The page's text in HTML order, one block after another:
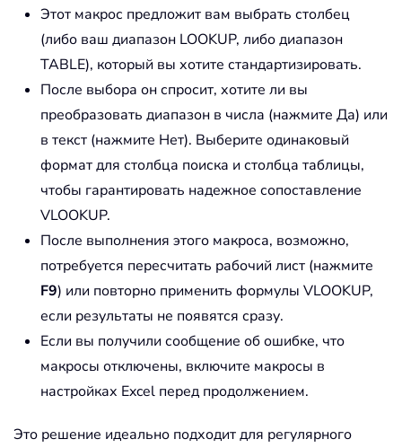
Этот макрос предложит вам выбрать столбец
(либо ваш диапазон LOOKUP, либо диапазон
TABLE), который вы хотите стандартизировать.
После выбора он спросит, хотите ли вы
преобразовать диапазон в числа (нажмите Да) или
в текст (нажмите Нет). Выберите одинаковый
формат для столбца поиска и столбца таблицы,
чтобы гарантировать надежное сопоставление
VLOOKUP.
После выполнения этого макроса, возможно,
потребуется пересчитать рабочий лист (нажмите
F9) или повторно применить формулы VLOOKUP,
если результаты не появятся сразу.
Если вы получили сообщение об ошибке, что
макросы отключены, включите макросы в
настройках Excel перед продолжением.
Это решение идеально подходит для регулярного